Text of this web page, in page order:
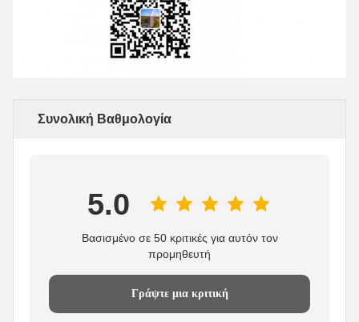
Συνολική Βαθμολογία
5.0
Βασισμένο σε 50 κριτικές για αυτόν τον
προμηθευτή
Γράψτε μια κριτική